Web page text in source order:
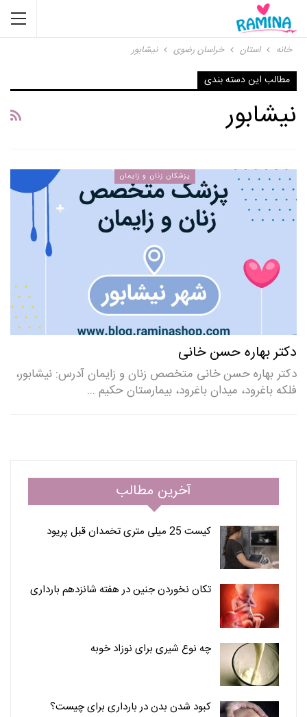
خانه استان خراسان رضوی نیشابور
مطالب این دسته بندی
نیشابور
پزشکان زنان و زایمان
دکتر بهاره حسن خانی
دکتر بهاره حسن خانی متخصص زنان و زایمان آدرس: نیشابور،
فلکه باغرود، میدان باغرود، بیمارستان حکیم …
آخرین مطالب
کیست 25 میلی متری تخمدان قبل پریود
تکان نخوردن جنین در هفته شانزدهم بارداری
چه نوع شیری برای نوزاد خوبه
کبود شدن بدن در بارداری برای چیست؟